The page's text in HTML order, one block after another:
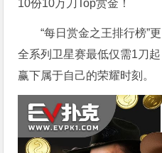
10份10万刀Top赏金！
“每日赏金之王排行榜”
全系列卫星赛最低仅需1刀
赢下属于自己的荣耀时刻。